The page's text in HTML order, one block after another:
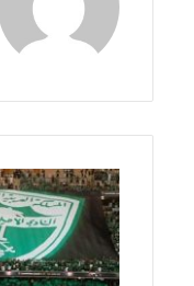
إنجاز
تاريخي
ونادر
ينتظر
الأهلي